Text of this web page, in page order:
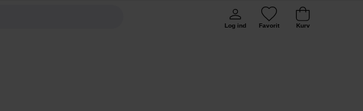
Log ind Favorit Kurv